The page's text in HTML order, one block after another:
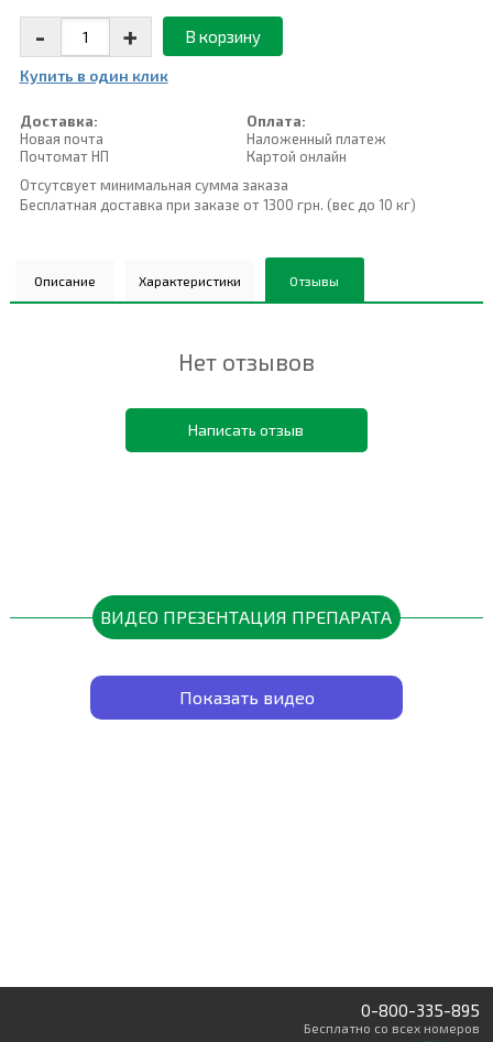
- + В корзину
Купить в один клик
Доставка:
Новая почта
Почтомат НП
Оплата:
Наложенный платеж
Картой онлайн
Отсутсвует минимальная сумма заказа
Бесплатная доставка при заказе от 1300 грн. (вес до 10 кг)
Описание Характеристики Отзывы
Нет отзывов
Написать отзыв
ВИДЕО ПРЕЗЕНТАЦИЯ ПРЕПАРАТА
Показать видео
0-800-335-895
Бесплатно со всех номеров